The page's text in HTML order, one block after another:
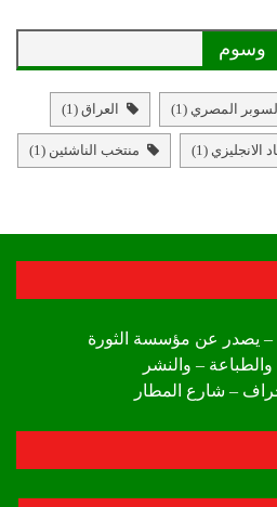
وسوم
السوبر المصري (1) العراق (1)
الانجليزي (1) منتخب الناشئين (1)
– يصدر عن مؤسسة الثورة
– والنشر
– شارع المطار